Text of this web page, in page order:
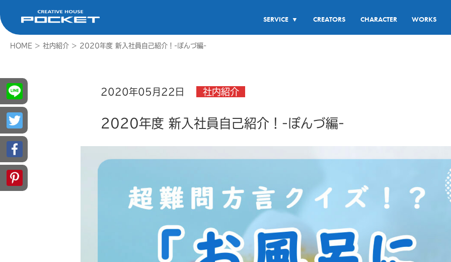
SERVICE ▼ CREATORS CHARACTER WORKS
HOME >社内紹介 > 2020年度 新入社員自己紹介！-ぽんづ編-
2020年05月22日 社内紹介
2020年度 新入社員自己紹介！-ぽんづ編-